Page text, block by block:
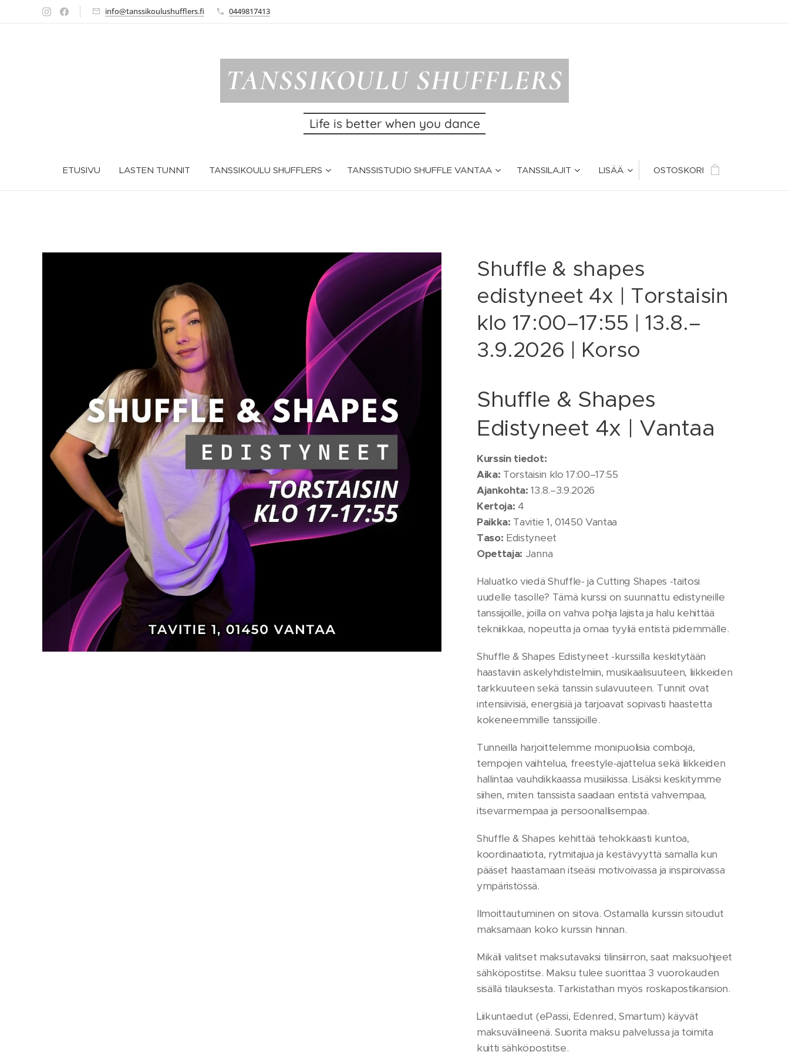
info@tanssikoulushufflers.fi 0449817413
TANSSIKOULU SHUFFLERS
Life is better when you dance
ETUSIVU LASTEN TUNNIT TANSSIKOULU SHUFFLERS TANSSISTUDIO SHUFFLE VANTAA TANSSILAJIT LISÄÄ OSTOSKORI
Shuffle & shapes
edistyneet 4x | Torstaisin
klo 17:00–17:55 | 13.8.–
3.9.2026 | Korso
Shuffle & Shapes
Edistyneet 4x | Vantaa
Kurssin tiedot:
Aika: Torstaisin klo 17:00–17:55
Ajankohta: 13.8.–3.9.2026
Kertoja: 4
Paikka: Tavitie 1, 01450 Vantaa
Taso: Edistyneet
Opettaja: Janna
Haluatko viedä Shuffle- ja Cutting Shapes -taitosi
uudelle tasolle? Tämä kurssi on suunnattu edistyneille
tanssijoille, joilla on vahva pohja lajista ja halu kehittää
tekniikkaa, nopeutta ja omaa tyyliä entistä pidemmälle.
Shuffle & Shapes Edistyneet -kurssilla keskitytään
haastaviin askelyhdistelmiin, musikaalisuuteen, liikkeiden
tarkkuuteen sekä tanssin sulavuuteen. Tunnit ovat
intensiivisiä, energisiä ja tarjoavat sopivasti haastetta
kokeneemmille tanssijoille.
Tunneilla harjoittelemme monipuolisia comboja,
tempojen vaihtelua, freestyle-ajattelua sekä liikkeiden
hallintaa vauhdikkaassa musiikissa. Lisäksi keskitymme
siihen, miten tanssista saadaan entistä vahvempaa,
itsevarmempaa ja persoonallisempaa.
Shuffle & Shapes kehittää tehokkaasti kuntoa,
koordinaatiota, rytmitajua ja kestävyyttä samalla kun
pääset haastamaan itseäsi motivoivassa ja inspiroivassa
ympäristössä.
Ilmoittautuminen on sitova. Ostamalla kurssin sitoudut
maksamaan koko kurssin hinnan.
Mikäli valitset maksutavaksi tilinsiirron, saat maksuohjeet
sähköpostitse. Maksu tulee suorittaa 3 vuorokauden
sisällä tilauksesta. Tarkistathan myös roskapostikansion.
Liikuntaedut (ePassi, Edenred, Smartum) käyvät
maksuvälineenä. Suorita maksu palvelussa ja toimita
kuitti sähköpostitse.